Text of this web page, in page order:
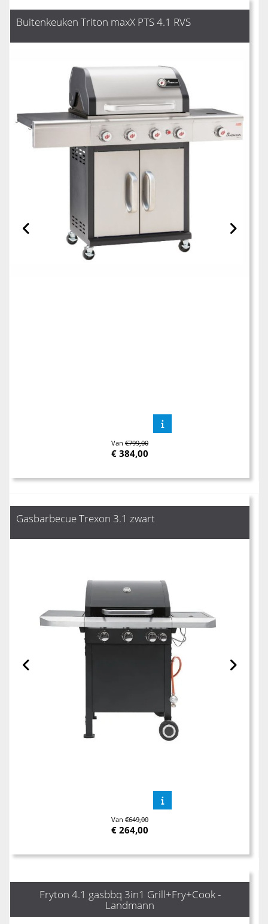
Buitenkeuken Triton maxX PTS 4.1 RVS
Van €799,00
€ 384,00
Gasbarbecue Trexon 3.1 zwart
Van €649,00
€ 264,00
Fryton 4.1 gasbbq 3in1 Grill+Fry+Cook -
Landmann